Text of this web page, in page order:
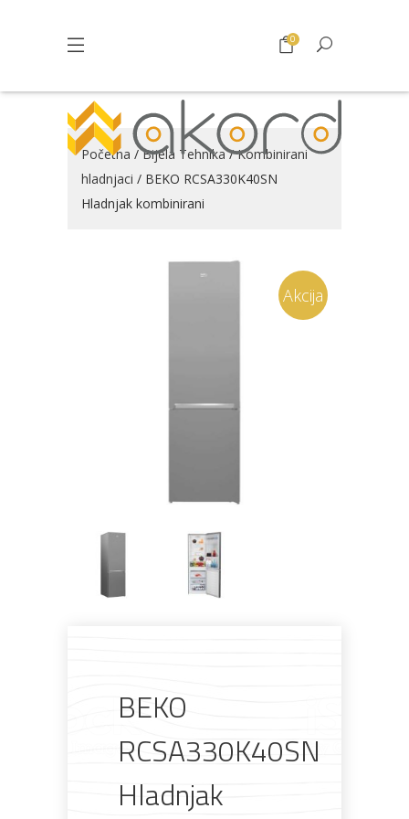
Pogledajte što je novo
u ponudi
0
Početna /Bijela Tehnika/Kombinirani
hladnjaci / BEKO RCSA330K40SN
Hladnjak kombinirani
Akcija
BEKO
RCSA330K40SN
Hladnjak